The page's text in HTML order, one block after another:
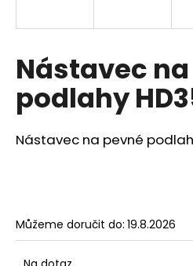
Nástavec
podlahy
Nástavec na pevné
Můžeme doručit do: 19.8.2026
í
t
?